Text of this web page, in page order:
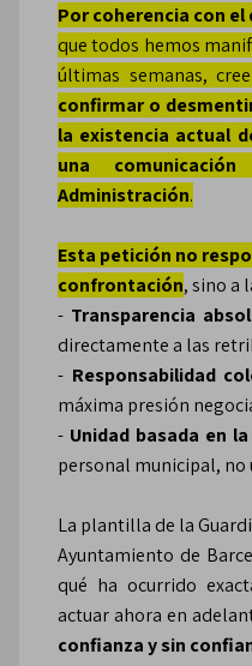
Por coherencia con
que todos hemos
últimas semanas,
confirmar o
la existencia actual
una
Administración.
Esta petición no
confrontación, sino a
- Transparencia
directamente a las
- Responsabilidad
máxima presión
- Unidad basada en
personal municipal, no
La plantilla de la
Ayuntamiento de
qué ha ocurrido
actuar ahora en
confianza y sin